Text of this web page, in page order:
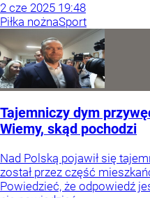
2 cze 2025 19:48
Piłka nożnaSport
Tajemniczy dym
Wiemy, skąd pochodzi
Nad Polską pojawił się
został przez część
Powiedzieć, że odpowiedź